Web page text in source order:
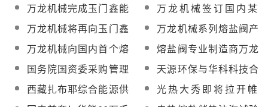
万龙机械完成玉门鑫能
50MW塔式光热项目40
台熔盐阀供货
万龙机械签订国内某
50MW塔式光热发电项
目熔盐阀供货合同
万龙机械将再向玉门鑫
能50MW光热发电项目
供应一批熔盐阀
万龙机械系列熔盐阀产
品将亮相第八届中国国
际光热大会
万龙机械向国内首个熔
盐储能供蒸汽项目提供
的熔盐阀产品已全部完
工
熔盐阀专业制造商万龙
机械成功入选浙江省专
精特新“小巨人”企业名单
国务院国资委采购管理
对标评估专家组赴哈密
熔盐塔式50兆瓦光热发
天源环保与华科科技合
作项目成功签约！涉污
泥调质及熔盐储热燃料
西藏扎布耶综合能源供
应项目熔盐截止阀招标
光热大秀即将拉开帷
幕！50+优质光热厂商